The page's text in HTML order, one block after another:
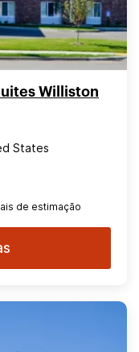
Williston
States
de estimação